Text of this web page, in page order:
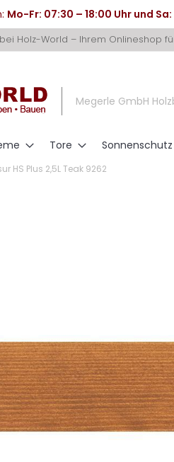
Mo-Fr: 07:30 – 18:00 Uhr und
Holz-World – Ihrem Onlineshop
Megerle GmbH
Tore Sonnenschutz
HS Plus 2,5L Teak 9262